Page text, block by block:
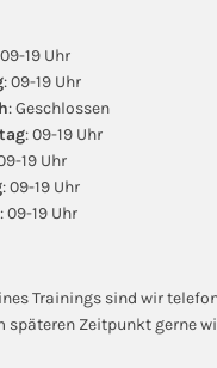
19 Uhr
: 09-19 Uhr
: Geschlossen
: 09-19 Uhr
19 Uhr
: 09-19 Uhr
: 09-19 Uhr
Trainings sind wir
späteren Zeitpunkt gerne